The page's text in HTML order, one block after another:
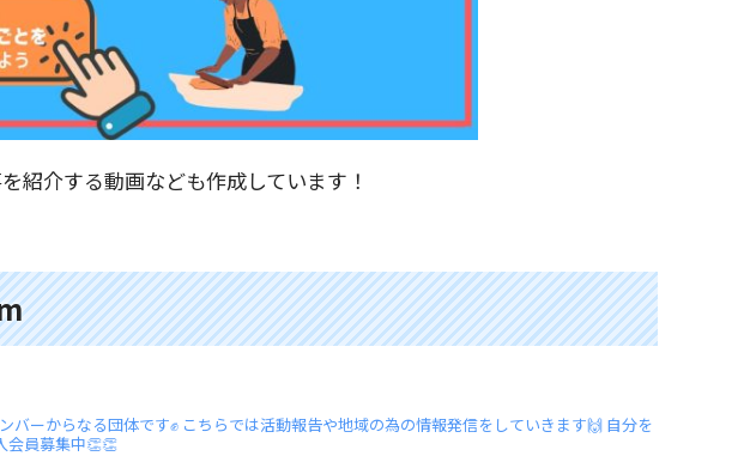
紹介する動画なども作成しています！
ーからなる団体です✊ こちらでは活動報告や地域の為の情報発信をしていきます🙌 自分を
会員募集中👏👏